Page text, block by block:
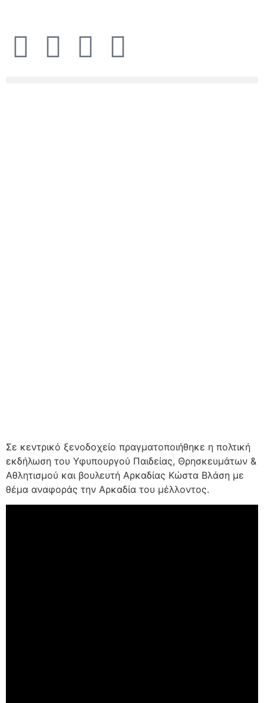
Σε κεντρικό ξενοδοχείο πραγματοποιήθηκε η πολτική
εκδήλωση του Υφυπουργού Παιδείας, Θρησκευμάτων &
Αθλητισμού και βουλευτή Αρκαδίας Κώστα Βλάση με
θέμα αναφοράς την Αρκαδία του μέλλοντος.